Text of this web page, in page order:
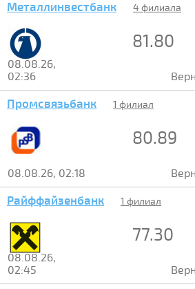
Металлинвестбанк 4 филиала
81.80
08.08.26,
02:36
Промсвязьбанк 1 филиал
80.89
08.08.26, 02:18
Райффайзенбанк 1 филиал
77.30
08.08.26,
02:45